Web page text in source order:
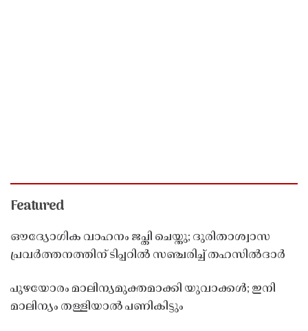
Featured
ഔദ്യോഗിക വാഹനം ജപ്തി ചെയ്തു; ദുരിതാശ്വാസ
പ്രവർത്തനത്തിന് ടിപ്പറിൽ സഞ്ചരിച്ച് തഹസിൽദാർ
പുഴയോരം മാലിന്യമുക്തമാക്കി യുവാക്കൾ; ഇനി
മാലിന്യം തള്ളിയാൽ പണികിട്ടും